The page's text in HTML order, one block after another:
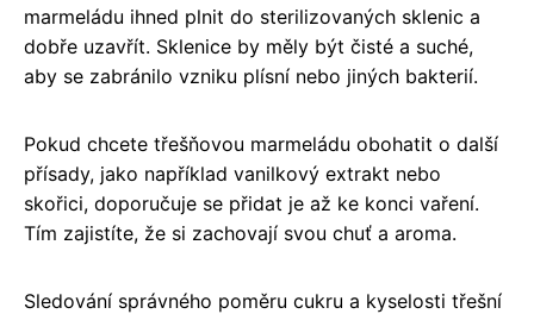
marmeládu ihned plnit do sterilizovaných sklenic a
dobře uzavřít. Sklenice by měly být čisté a suché,
aby se zabránilo vzniku plísní nebo jiných bakterií.
Pokud chcete třešňovou marmeládu obohatit o další
přísady, jako například vanilkový extrakt nebo
skořici, doporučuje se přidat je až ke konci vaření.
Tím zajistíte, že si zachovají svou chuť a aroma.
Sledování správného poměru cukru a kyselosti třešní